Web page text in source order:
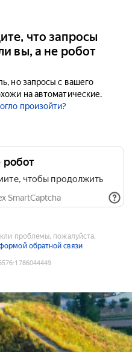
что запросы
вы, а не робот
но запросы с вашего
на автоматические.
произойти?
робот
чтобы продолжить
SmartCaptcha
проблемы, пожалуйста,
обратной связи
:1786044449